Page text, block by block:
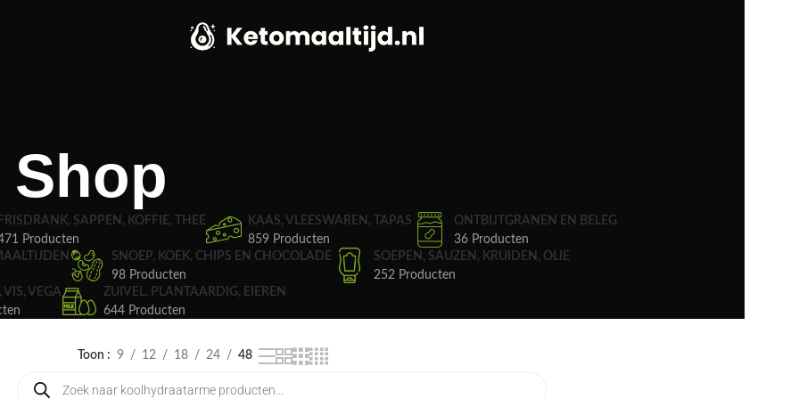
Shop
FRISDRANK, SAPPEN, KOFFIE, THEE
Producten
KAAS, VLEESWAREN, TAPAS
859 Producten
ONTBIJTGRANEN EN BELEG
36 Producten
SNOEP, KOEK, CHIPS EN CHOCOLADE
98 Producten
SOEPEN, SAUZEN, KRUIDEN, OLIE
252 Producten
VIS, VEGA
ZUIVEL, PLANTAARDIG, EIEREN
644 Producten
Toon 9 12 18 24 48